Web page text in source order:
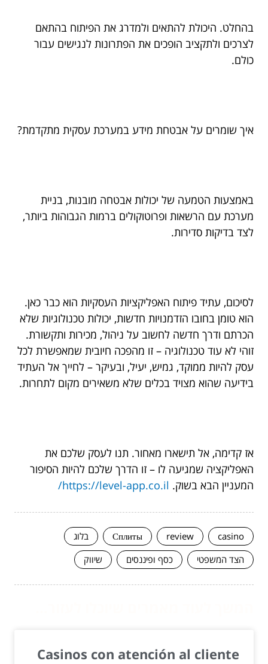
בהחלט. היכולת להתאים ולמדרג את הפיתוח בהתאם
לצרכים ולתקציב הופכים את הפתרונות לנגישים עבור
כולם.
איך שומרים על אבטחת מידע במערכת עסקית מתקדמת?
באמצעות הטמעה של יכולות אבטחה מובנות, בניית
מערכת עם הרשאות ופרוטוקולים ברמות הגבוהות ביותר,
לצד בדיקות סדירות.
לסיכום, עתיד פיתוח האפליקציות העסקיות הוא כבר כאן.
הוא טומן בחובו הזדמנויות חדשות, יכולות טכנולוגיות שלא
הכרתם ודרך חדשה לחשוב על ניהול, מכירות ותקשורת.
זוהי לא עוד טכנולוגיה – זו מהפכה חיובית שמאפשרת לכל
עסק להיות ממוקד, גמיש, יעיל, ובעיקר – לחייך אל העתיד
בידיעה שהוא מצויד בכלים שלא משאירים מקום לתחרות.
אז קדימה, אל תישארו מאחור. תנו לעסק שלכם את
האפליקציה שמגיעה לו – זו הדרך שלכם להיות הסיפור
המעניין הבא בשוק. https://level-app.co.il/
casino
review
Сплиты
בלוג
הצד המשפטי
כסף ופיננסים שיווק
Casinos con atención al cliente